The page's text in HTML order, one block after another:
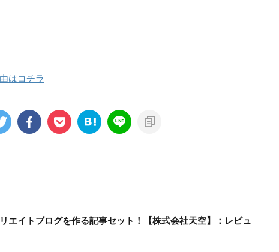
はコチラ
エイトブログを作る記事セット！【株式会社天空】：レビュ